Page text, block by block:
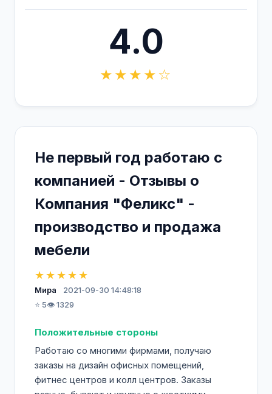
4.0
★★★★☆
Не первый год работаю с
компанией - Отзывы о
Компания "Феликс" -
производство и продажа
мебели
★★★★★
Мира
2021-09-30 14:48:18
⭐ 5👁️ 1329
Положительные стороны
Работаю со многими фирмами, получаю
заказы на дизайн офисных помещений,
фитнес центров и колл центров. Заказы